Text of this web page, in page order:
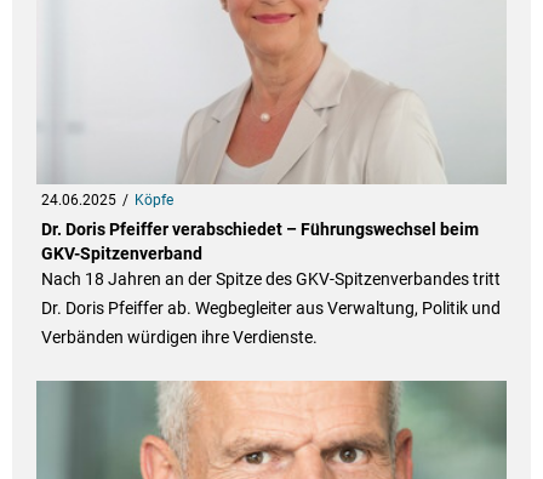
24.06.2025 Köpfe
Dr. Doris Pfeiffer verabschiedet – Führungswechsel beim
GKV-Spitzenverband
Nach 18 Jahren an der Spitze des GKV-Spitzenverbandes tritt
Dr. Doris Pfeiffer ab. Wegbegleiter aus Verwaltung, Politik und
Verbänden würdigen ihre Verdienste.